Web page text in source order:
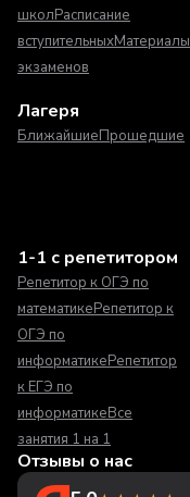
школРасписание
вступительныхМатериалы
экзаменов
Лагеря
БлижайшиеПрошедшие
1-1 с репетитором
Репетитор к ОГЭ по
математикеРепетитор к
ОГЭ по
информатикеРепетитор
к ЕГЭ по
информатикеВсе
занятия 1 на 1
Отзывы о нас